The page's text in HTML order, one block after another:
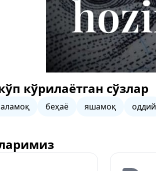
кўрилаётган сўзлар
беҳаё яшамоқ оддий